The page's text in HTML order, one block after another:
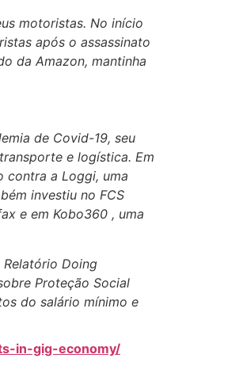
motoristas. No início
após o assassinato
da Amazon, mantinha
de Covid-19, seu
e logística. Em
contra a Loggi, uma
investiu no FCS
e em Kobo360 , uma
Doing
Proteção Social
do salário mínimo e
in-gig-economy/